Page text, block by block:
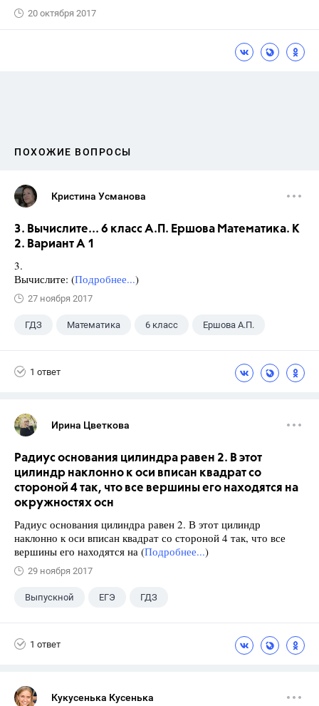
20 октября 2017
ПОХОЖИЕ ВОПРОСЫ
Кристина Усманова
3. Вычислите... 6 класс А.П. Ершова Математика. К
2. Вариант А 1
3.
Вычислите: (Подробнее...)
27 ноября 2017
ГДЗ Математика 6 класс Ершова А.П.
1 ответ
Ирина Цветкова
Радиус основания цилиндра равен 2. В этот
цилиндр наклонно к оси вписан квадрат со
стороной 4 так, что все вершины его находятся на
окружностях осн
Радиус основания цилиндра равен 2. В этот цилиндр
наклонно к оси вписан квадрат со стороной 4 так, что все
вершины его находятся на (Подробнее...)
29 ноября 2017
Выпускной ЕГЭ ГДЗ
1 ответ
Кукусенька Кусенька